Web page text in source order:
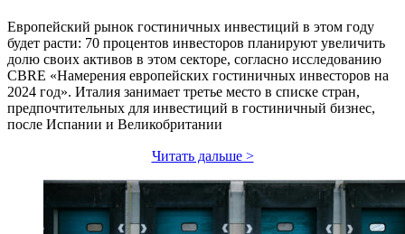
Европейский рынок гостиничных инвестиций в этом году
будет расти: 70 процентов инвесторов планируют увеличить
долю своих активов в этом секторе, согласно исследованию
CBRE «Намерения европейских гостиничных инвесторов на
2024 год». Италия занимает третье место в списке стран,
предпочтительных для инвестиций в гостиничный бизнес,
после Испании и Великобритании
Читать дальше >